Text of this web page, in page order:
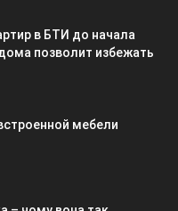
в БТИ до начала
позволит избежать
мебели